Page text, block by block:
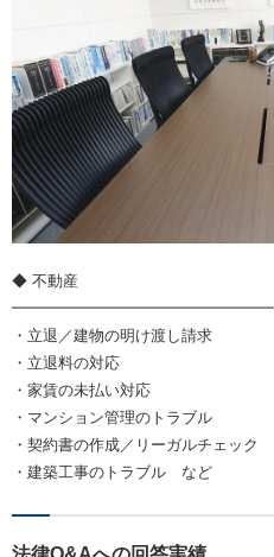
◆ 不動産
━━━━━━━━━━━━━━━━━
・立退／建物の明け渡し請求
・立退料の対応
・家賃の未払い対応
・マンション管理のトラブル
・契約書の作成／リーガルチェック
・建築工事のトラブル など